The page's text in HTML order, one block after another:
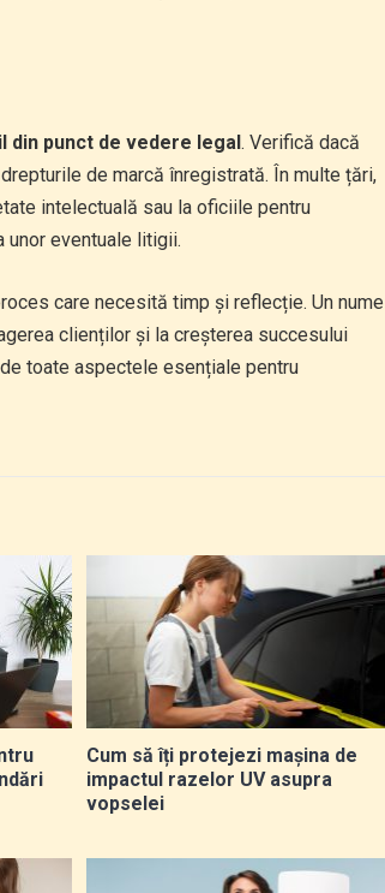
din punct de vedere legal. Verifică dacă
de marcă înregistrată. În multe țări,
intelectuală sau la oficiile pentru
eventuale litigii.
care necesită timp și reflecție. Un nume
clienților și la creșterea succesului
toate aspectele esențiale pentru
Cum să îți protejezi mașina de
impactul razelor UV asupra
vopselei